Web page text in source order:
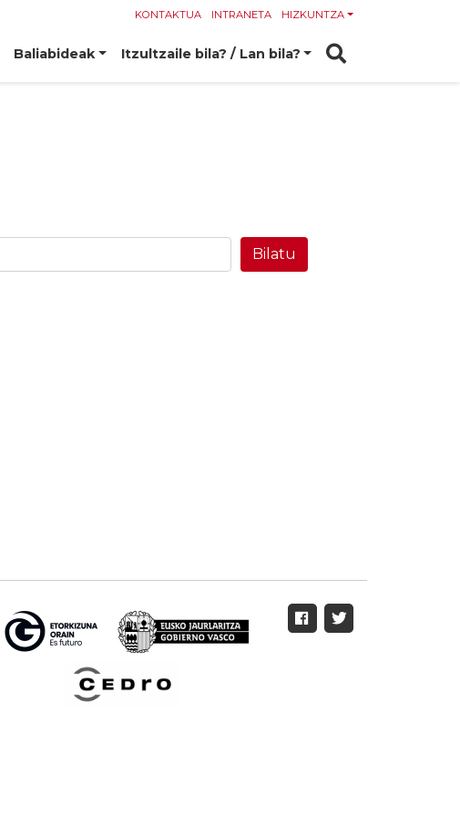
KONTAKTUA INTRANETA HIZKUNTZA
Baliabideak Itzultzaile bila? / Lan bila?
Bilatu